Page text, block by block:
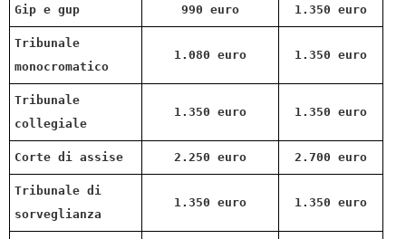
Gip e gup 990 euro 1.350 euro
Tribunale
monocromatico
1.080 euro 1.350 euro
Tribunale
collegiale
1.350 euro 1.350 euro
Corte di assise 2.250 euro 2.700 euro
Tribunale di
sorveglianza
1.350 euro 1.350 euro